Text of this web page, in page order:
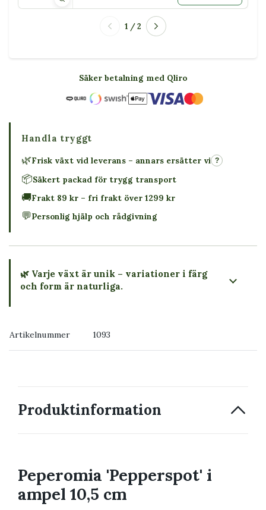
1 / 2
Säker betalning med Qliro
Handla tryggt
🌿Frisk växt vid leverans – annars ersätter vi ?
📦Säkert packad för trygg transport
🚚Frakt 89 kr – fri frakt över 1299 kr
💬Personlig hjälp och rådgivning
🌿 Varje växt är unik – variationer i färg
och form är naturliga.
Artikelnummer 1093
Produktinformation
Peperomia 'Pepperspot' i
ampel 10,5 cm